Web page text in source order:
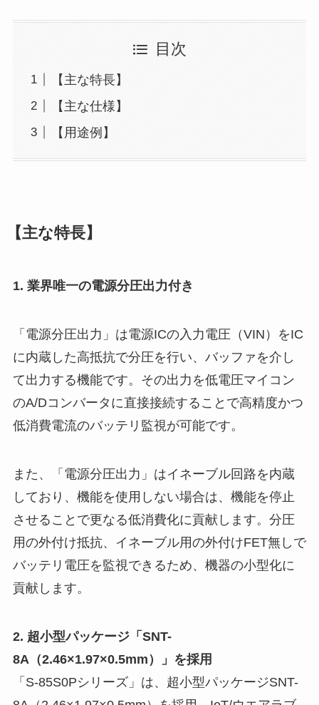
目次
【主な特長】
【主な仕様】
【用途例】
【主な特長】
1. 業界唯一の電源分圧出力付き
「電源分圧出力」は電源ICの入力電圧（VIN）をIC
に内蔵した高抵抗で分圧を行い、バッファを介し
て出力する機能です。その出力を低電圧マイコン
のA/Dコンバータに直接接続することで高精度かつ
低消費電流のバッテリ監視が可能です。
また、「電源分圧出力」はイネーブル回路を内蔵
しており、機能を使用しない場合は、機能を停止
させることで更なる低消費化に貢献します。分圧
用の外付け抵抗、イネーブル用の外付けFET無しで
バッテリ電圧を監視できるため、機器の小型化に
貢献します。
2. 超小型パッケージ「SNT-
8A（2.46×1.97×0.5mm）」を採用
「S-85S0Pシリーズ」は、超小型パッケージSNT-